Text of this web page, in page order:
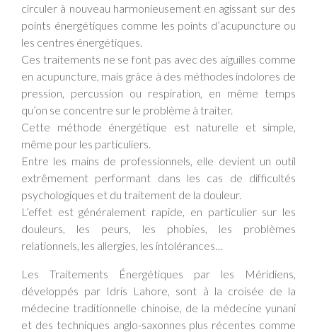
circuler à nouveau harmonieusement en agissant sur des
points énergétiques comme les points d’acupuncture ou
les centres énergétiques.
Ces traitements ne se font pas avec des aiguilles comme
en acupuncture, mais grâce à des méthodes indolores de
pression, percussion ou respiration, en même temps
qu’on se concentre sur le problème à traiter.
Cette méthode énergétique est naturelle et simple,
même pour les particuliers.
Entre les mains de professionnels, elle devient un outil
extrêmement performant dans les cas de difficultés
psychologiques et du traitement de la douleur.
L’effet est généralement rapide, en particulier sur les
douleurs, les peurs, les phobies, les problèmes
relationnels, les allergies, les intolérances…
Les Traitements Énergétiques par les Méridiens,
développés par Idris Lahore, sont à la croisée de la
médecine traditionnelle chinoise, de la médecine yunani
et des techniques anglo-saxonnes plus récentes comme